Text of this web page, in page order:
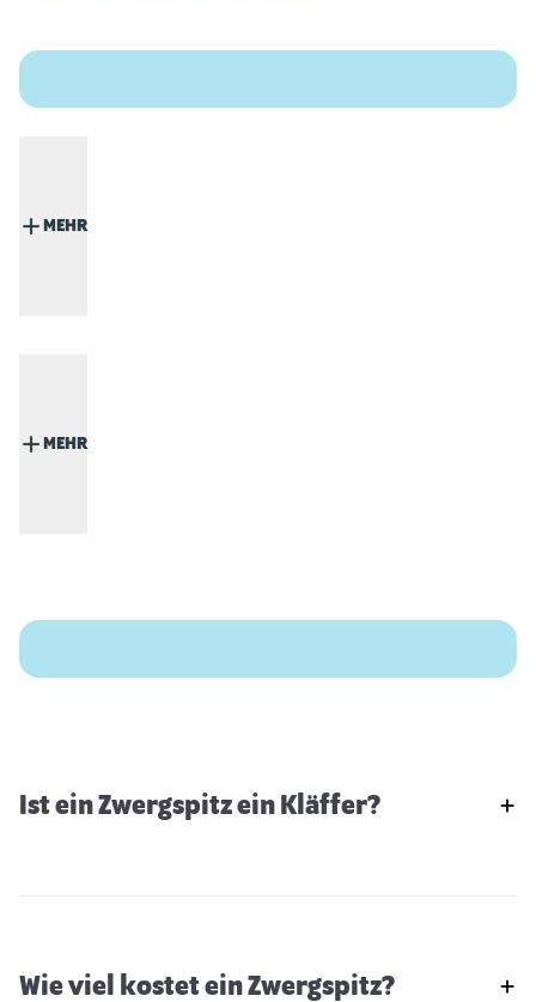
MEHR
MEHR
Ist ein Zwergspitz ein Kläffer?
Wie viel kostet ein Zwergspitz?